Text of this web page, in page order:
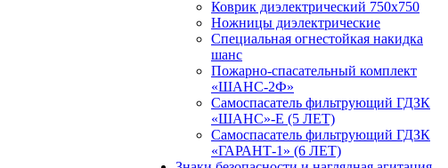
Коврик диэлектрический 750х750
Ножницы диэлектрические
Специальная огнестойкая накидка
шанс
Пожарно-спасательный комплект
«ШАНС-2Ф»
Самоспасатель фильтрующий ГДЗК
«ШАНС»-Е (5 ЛЕТ)
Самоспасатель фильтрующий ГДЗК
«ГАРАНТ-1» (6 ЛЕТ)